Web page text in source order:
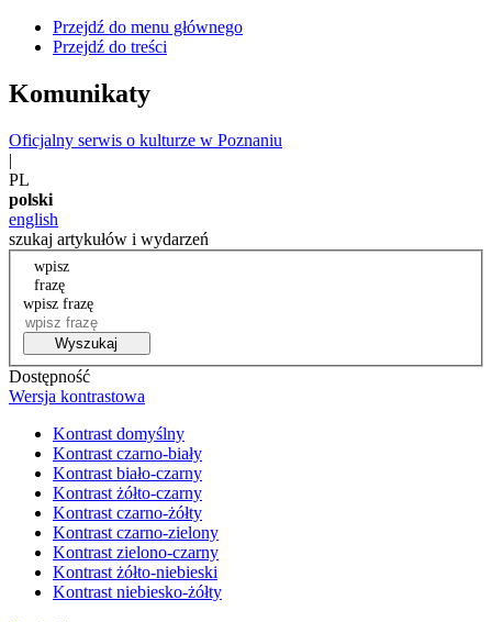
Przejdź do menu głównego
Przejdź do treści
Komunikaty
Oficjalny serwis o kulturze w Poznaniu
|
PL
polski
english
szukaj artykułów i wydarzeń
wpisz
frazę
wpisz frazę
Wyszukaj
Dostępność
Wersja kontrastowa
Kontrast domyślny
Kontrast czarno-biały
Kontrast biało-czarny
Kontrast żółto-czarny
Kontrast czarno-żółty
Kontrast czarno-zielony
Kontrast zielono-czarny
Kontrast żółto-niebieski
Kontrast niebiesko-żółty